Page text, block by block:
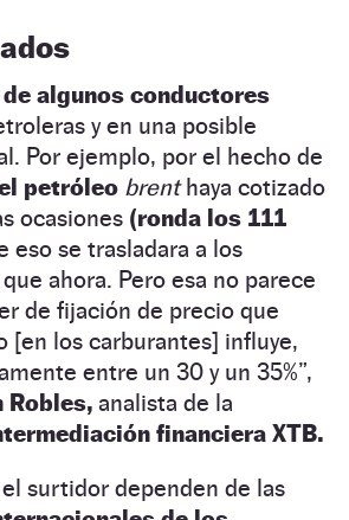
algunos conductores
y en una posible
Por ejemplo, por el hecho de
petróleo brenthaya cotizado
ocasiones (ronda los 111
eso se trasladara a los
ahora. Pero esa no parece
de fijación de precio que
[en los carburantes] influye,
entre un 30 y un 35%”,
Robles, analista de la
financiera XTB.
surtidor dependen de las